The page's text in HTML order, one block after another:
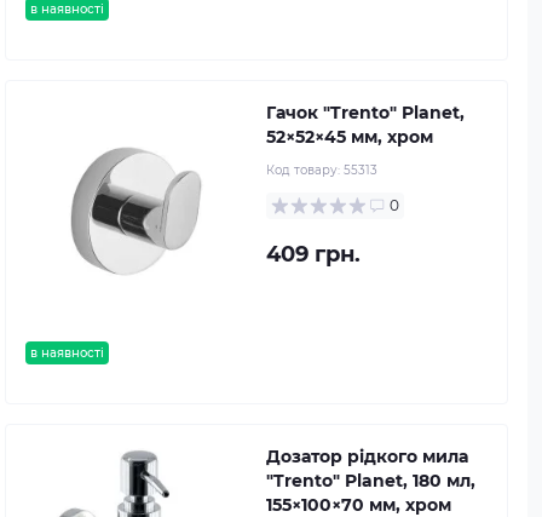
в наявності
в наявності
Гачок "Trento" Planet,
52×52×45 мм, хром
Код товару: 55313
0
409 грн.
Дозатор рідкого мила
"Trento" Planet, 180 мл,
155×100×70 мм, хром